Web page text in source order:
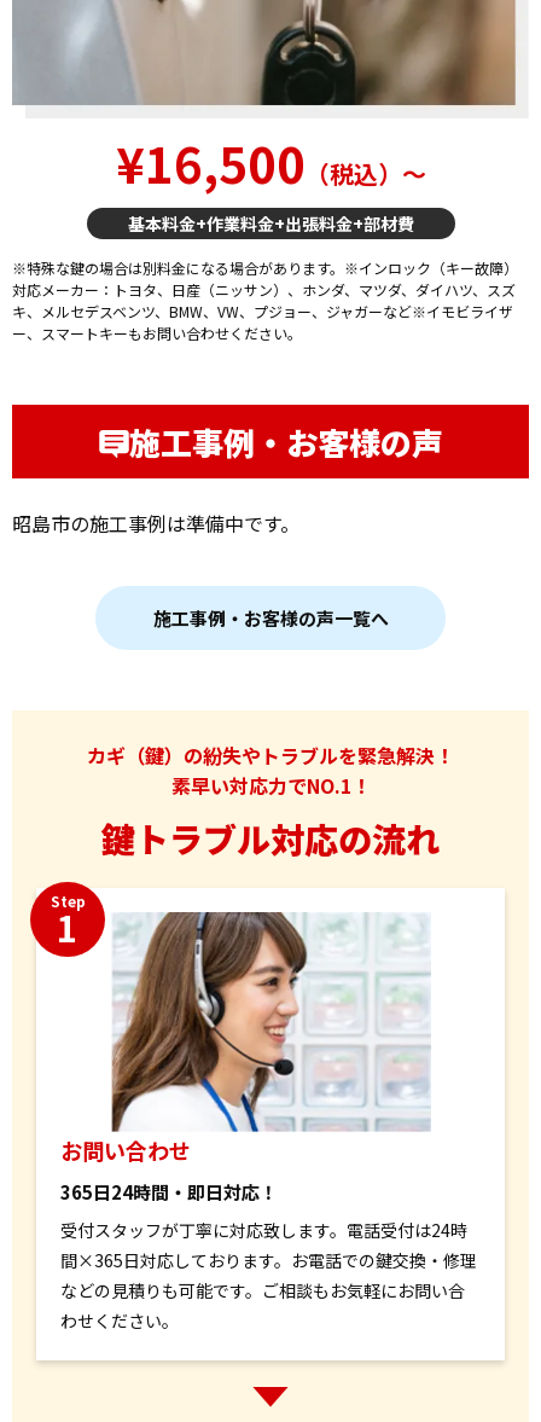
¥16,500 （税込）〜
基本料金+作業料金+出張料金+部材費
※特殊な鍵の場合は別料金になる場合があります。※インロック（キー故障）
対応メーカー：トヨタ、日産（ニッサン）、ホンダ、マツダ、ダイハツ、スズ
キ、メルセデスベンツ、BMW、VW、プジョー、ジャガーなど※イモビライザ
ー、スマートキーもお問い合わせください。
施工事例・お客様の声
昭島市の施工事例は準備中です。
施工事例・お客様の声一覧へ
カギ（鍵）の紛失やトラブルを緊急解決！
素早い対応力でNO.1！
鍵トラブル対応の流れ
Step
1
お問い合わせ
365日24時間・即日対応！
受付スタッフが丁寧に対応致します。電話受付は24時
間×365日対応しております。お電話での鍵交換・修理
などの見積りも可能です。ご相談もお気軽にお問い合
わせください。